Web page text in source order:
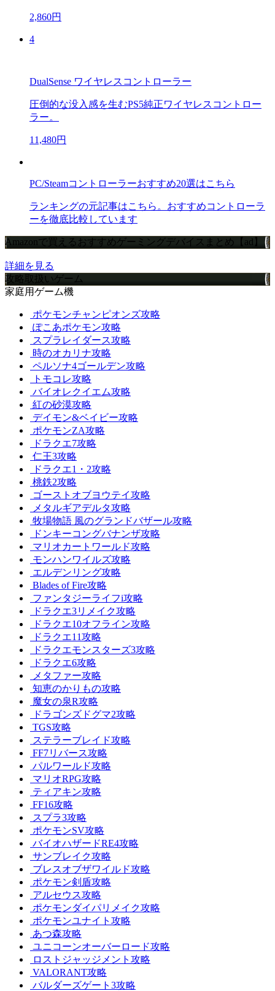
2,860円
4
DualSense ワイヤレスコントローラー
圧倒的な没入感を生むPS5純正ワイヤレスコントロー
ラー。
11,480円
PC/Steamコントローラーおすすめ20選はこちら
ランキングの元記事はこちら。おすすめコントローラ
ーを徹底比較しています
Amazonで買えるおすすめゲーミングデバイスまとめ【ad】
詳細を見る
攻略取扱いゲーム
家庭用ゲーム機
ポケモンチャンピオンズ攻略
ぽこあポケモン攻略
スプラレイダース攻略
時のオカリナ攻略
ペルソナ4ゴールデン攻略
トモコレ攻略
バイオレクイエム攻略
紅の砂漠攻略
デイモン&ベイビー攻略
ポケモンZA攻略
ドラクエ7攻略
仁王3攻略
ドラクエ1・2攻略
桃鉄2攻略
ゴーストオブヨウテイ攻略
メタルギアデルタ攻略
牧場物語 風のグランドバザール攻略
ドンキーコングバナンザ攻略
マリオカートワールド攻略
モンハンワイルズ攻略
エルデンリング攻略
Blades of Fire攻略
ファンタジーライフi攻略
ドラクエ3リメイク攻略
ドラクエ10オフライン攻略
ドラクエ11攻略
ドラクエモンスターズ3攻略
ドラクエ6攻略
メタファー攻略
知恵のかりもの攻略
魔女の泉R攻略
ドラゴンズドグマ2攻略
TGS攻略
ステラーブレイド攻略
FF7リバース攻略
パルワールド攻略
マリオRPG攻略
ティアキン攻略
FF16攻略
スプラ3攻略
ポケモンSV攻略
バイオハザードRE4攻略
サンブレイク攻略
ブレスオブザワイルド攻略
ポケモン剣盾攻略
アルセウス攻略
ポケモンダイパリメイク攻略
ポケモンユナイト攻略
あつ森攻略
ユニコーンオーバーロード攻略
ロストジャッジメント攻略
VALORANT攻略
バルダーズゲート3攻略